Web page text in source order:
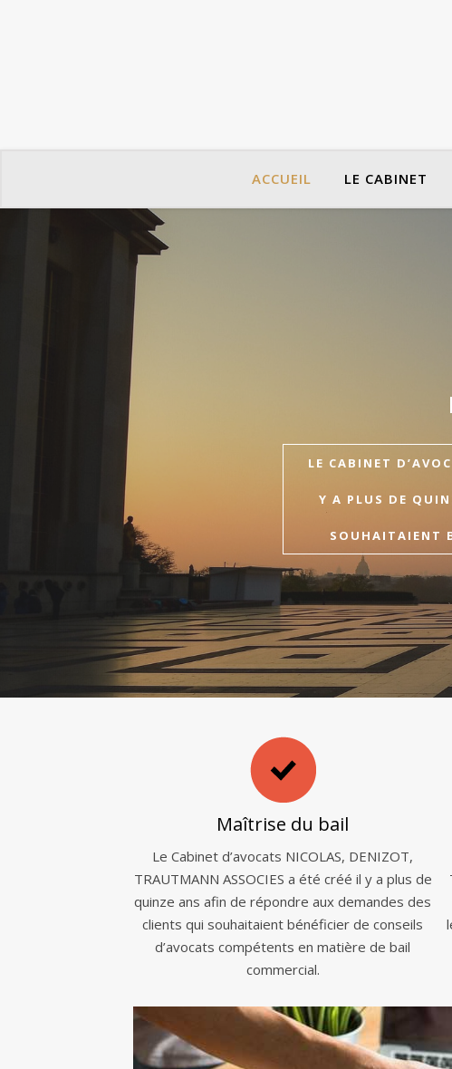
ACCUEIL LE CABINET
LE CABINET
Y A PLUS DE
SOUHAITAIENT
Maîtrise du bail
Le Cabinet d’avocats NICOLAS, DENIZOT,
TRAUTMANN ASSOCIES a été créé il y a plus de
quinze ans afin de répondre aux demandes des
clients qui souhaitaient bénéficier de conseils
d’avocats compétents en matière de bail
commercial.